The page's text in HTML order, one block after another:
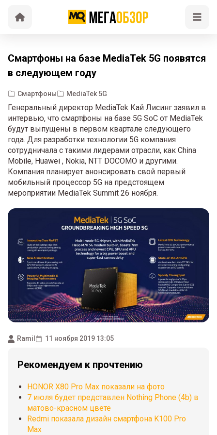
Смартфоны на базе MediaTek 5G появятся
в следующем году
Смартфоны MediaTek 5G
Генеральный директор MediaTek Кай Лисинг заявил в
интервью, что смартфоны на базе 5G SoC от MediaTek
будут выпущены в первом квартале следующего
года. Для разработки технологии 5G компания
сотрудничала с такими лидерами отрасли, как China
Mobile, Huawei , Nokia, NTT DOCOMO и другими.
Компания планирует анонсировать свой первый
мобильный процессор 5G на предстоящем
мероприятии MediaTek Summit 26 ноября.
Ramil 11 ноября 2019 13:05
Рекомендуем к прочтению
HONOR X80 Pro Max показали на фото
7 июля будет представлен Nothing Phone (4b) в
матово-красном цвете
Redmi показала дизайн смартфона K100 Pro
Max